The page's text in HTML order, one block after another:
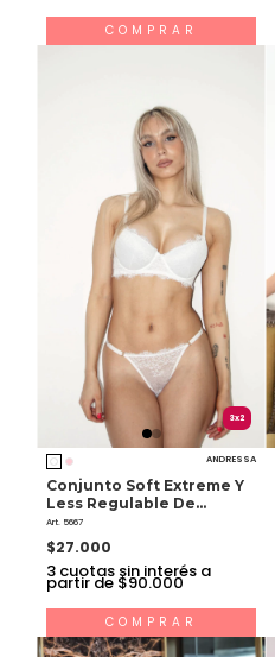
COMPRAR
3x2
ANDRESSA
Conjunto Soft Extreme Y
Less Regulable De
Puntilla
Art. 5667
$27.000
3 cuotas sin interés a
partir de $90.000
COMPRAR